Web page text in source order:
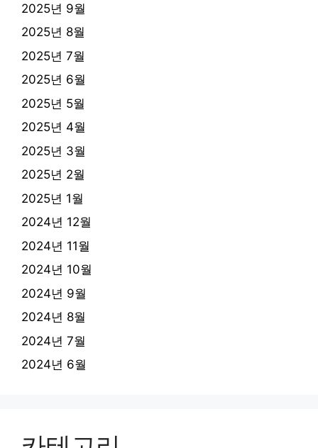
2025년 9월
2025년 8월
2025년 7월
2025년 6월
2025년 5월
2025년 4월
2025년 3월
2025년 2월
2025년 1월
2024년 12월
2024년 11월
2024년 10월
2024년 9월
2024년 8월
2024년 7월
2024년 6월